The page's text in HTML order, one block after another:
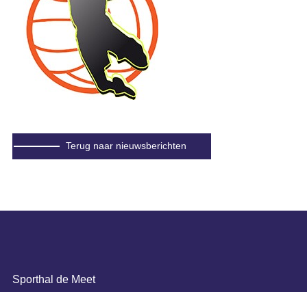
Terug naar nieuwsberichten
Sporthal de Meet